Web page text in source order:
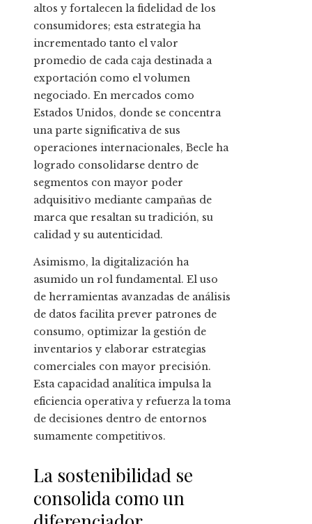
altos y fortalecen la fidelidad de los
consumidores; esta estrategia ha
incrementado tanto el valor
promedio de cada caja destinada a
exportación como el volumen
negociado. En mercados como
Estados Unidos, donde se concentra
una parte significativa de sus
operaciones internacionales, Becle ha
logrado consolidarse dentro de
segmentos con mayor poder
adquisitivo mediante campañas de
marca que resaltan su tradición, su
calidad y su autenticidad.
Asimismo, la digitalización ha
asumido un rol fundamental. El uso
de herramientas avanzadas de análisis
de datos facilita prever patrones de
consumo, optimizar la gestión de
inventarios y elaborar estrategias
comerciales con mayor precisión.
Esta capacidad analítica impulsa la
eficiencia operativa y refuerza la toma
de decisiones dentro de entornos
sumamente competitivos.
La sostenibilidad se
consolida como un